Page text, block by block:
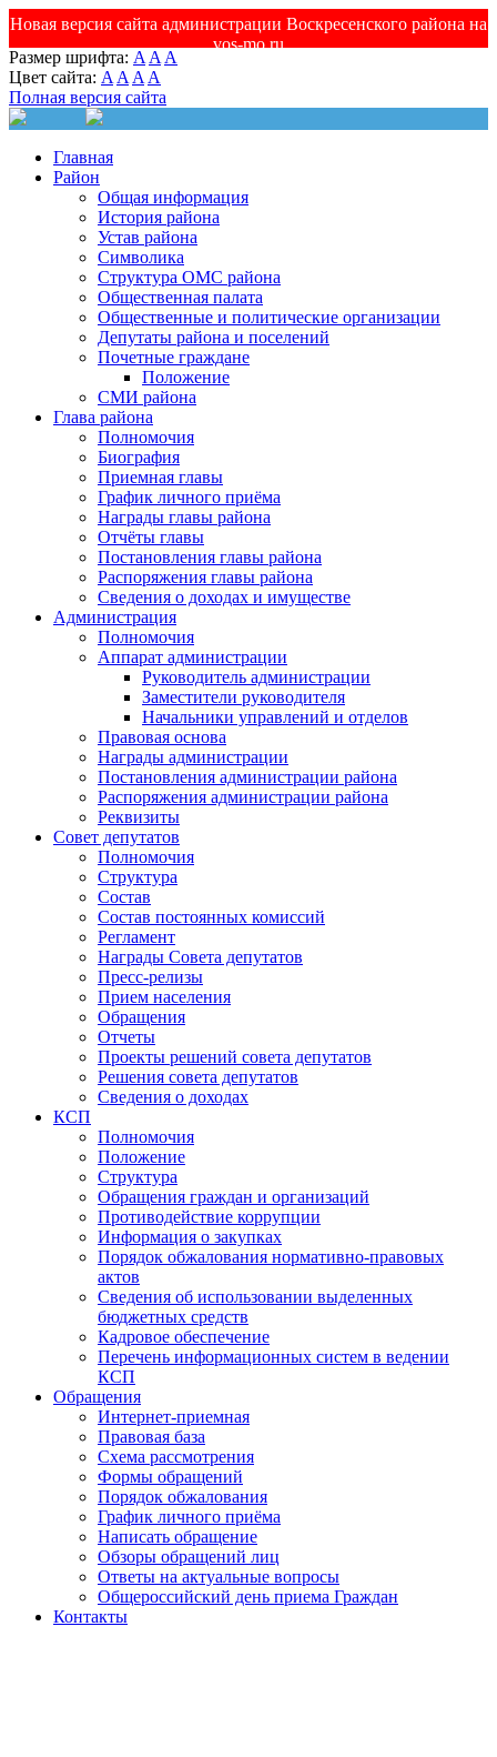
Новая версия сайта администрации Воскресенского района на
vos-mo.ru
Размер шрифта: A A A
Цвет сайта: A A A A
Полная версия сайта
Главная
Район
Общая информация
История района
Устав района
Символика
Структура ОМС района
Общественная палата
Общественные и политические организации
Депутаты района и поселений
Почетные граждане
Положение
СМИ района
Глава района
Полномочия
Биография
Приемная главы
График личного приёма
Награды главы района
Отчёты главы
Постановления главы района
Распоряжения главы района
Сведения о доходах и имуществе
Администрация
Полномочия
Аппарат администрации
Руководитель администрации
Заместители руководителя
Начальники управлений и отделов
Правовая основа
Награды администрации
Постановления администрации района
Распоряжения администрации района
Реквизиты
Совет депутатов
Полномочия
Структура
Состав
Состав постоянных комиссий
Регламент
Награды Совета депутатов
Пресс-релизы
Прием населения
Обращения
Отчеты
Проекты решений совета депутатов
Решения совета депутатов
Сведения о доходах
КСП
Полномочия
Положение
Структура
Обращения граждан и организаций
Противодействие коррупции
Информация о закупках
Порядок обжалования нормативно-правовых
актов
Сведения об использовании выделенных
бюджетных средств
Кадровое обеспечение
Перечень информационных систем в ведении
КСП
Обращения
Интернет-приемная
Правовая база
Схема рассмотрения
Формы обращений
Порядок обжалования
График личного приёма
Написать обращение
Обзоры обращений лиц
Ответы на актуальные вопросы
Общероссийский день приема Граждан
Контакты